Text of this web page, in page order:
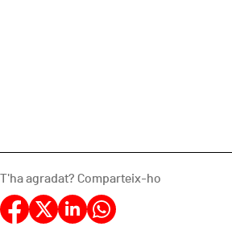
T'ha agradat? Comparteix-ho